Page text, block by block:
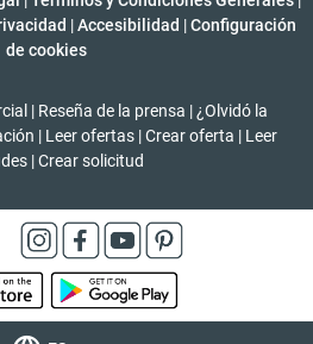
| Accesibilidad | Configuración
de cookies
| Reseña de la prensa | ¿Olvidó la
| Leer ofertas | Crear oferta | Leer
|Crear solicitud